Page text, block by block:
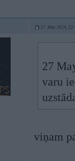
27. May 2024,
27
varu
viņam